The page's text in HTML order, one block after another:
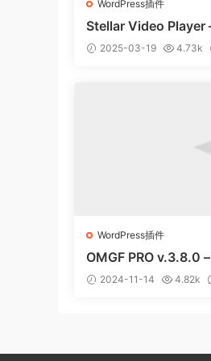
WordPress插件
Stellar Video Player
ress插件 – v2.9
2025-03-19 4.73k
WordPress插件
OMGF PRO v.3.8.0
R優化 破解版插件下
2024-11-14 4.82k